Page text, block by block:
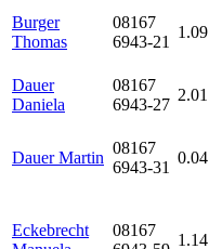
Burger
Thomas
08167
6943-21
1.09
Dauer
Daniela
08167
6943-27
2.01
Dauer Martin
08167
6943-31
0.04
Eckebrecht
08167
1.14